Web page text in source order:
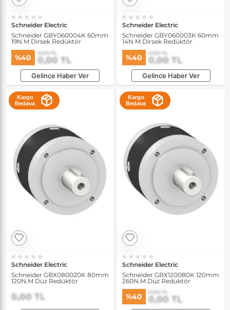
Schneider Electric
Schneider GBY060004K 60mm
19N.M Dirsek Redüktör
%40 0,00 TL
0,00 TL
Gelince Haber Ver
Schneider Electric
Schneider GBY060003K 60mm
14N.M Dirsek Redüktör
%40 0,00 TL
0,00 TL
Gelince Haber Ver
Kargo
Bedava
Schneider Electric
Schneider GBX080020K 80mm
120N.M Düz Redüktör
0,00 TL
Kargo
Bedava
Schneider Electric
Schneider GBX120080K 120mm
260N.M Düz Redüktör
%40 0,00 TL
0,00 TL